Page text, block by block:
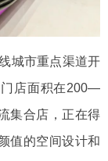
城市重点渠道开
门店面积在200—
集合店 ，正在得
值的空间设计和